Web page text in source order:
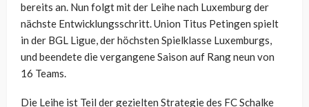
bereits an. Nun folgt mit der Leihe nach Luxemburg der
nächste Entwicklungsschritt. Union Titus Petingen spielt
in der BGL Ligue, der höchsten Spielklasse Luxemburgs,
und beendete die vergangene Saison auf Rang neun von
16 Teams.
Die Leihe ist Teil der gezielten Strategie des FC Schalke